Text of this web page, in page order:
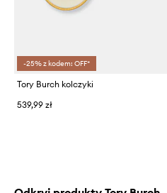
-25% z kodem: OFF*
Tory Burch kolczyki
539,99 zł